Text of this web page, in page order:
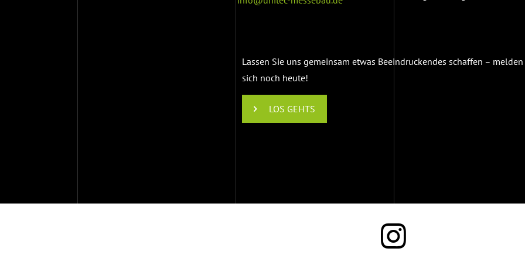
Lassen Sie uns gemeinsam etwas Beeindruckendes schaffen – melden
sich noch heute!
LOS GEHTS